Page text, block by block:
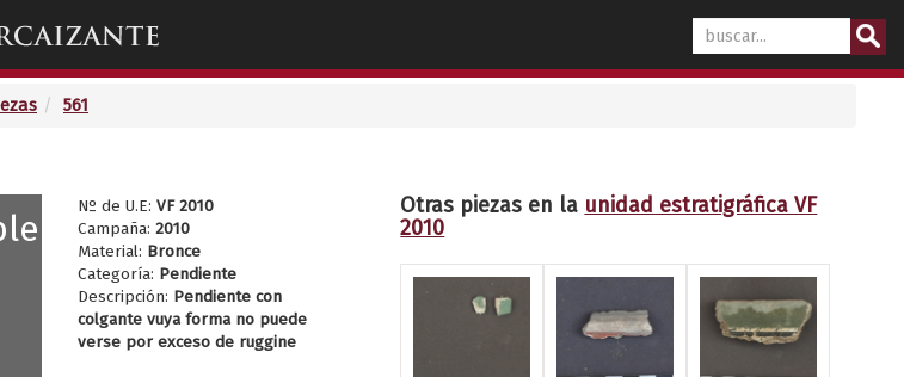
561
Nº de U.E:VF 2010
Campaña:2010
Material: Bronce
Categoría: Pendiente
Descripción: Pendiente con
colgante vuya forma no puede
verse por exceso de ruggine
Otras piezas en la unidad estratigráfica VF
2010